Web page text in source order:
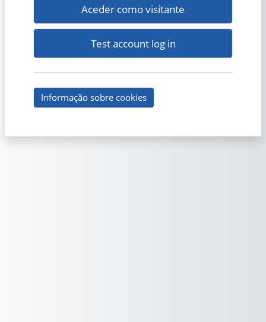
Aceder como visitante
Test account log in
Informação sobre cookies